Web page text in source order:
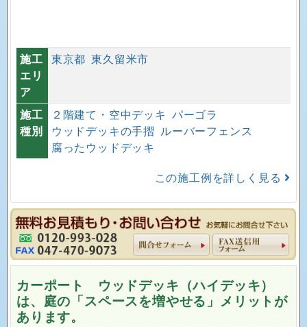
施工
エリ
ア
東京都 東久留米市
施工
種別
２階建て・空中デッキ パーゴラ
ウッドデッキの手摺 ルーバーフェンス
腐ったウッドデッキ
この施工例を詳しく見る
カーポート ウッドデッキ（ハイデッキ）
は、庭の「スペースを増やせる」メリットが
あります。